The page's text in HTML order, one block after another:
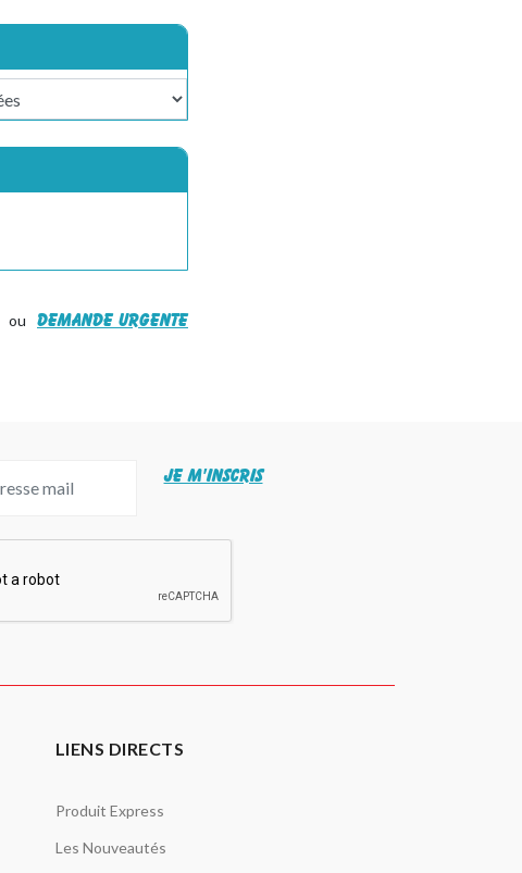
ou Demande urgente
JE M'INSCRIS
LIENS DIRECTS
Produit Express
Les Nouveautés